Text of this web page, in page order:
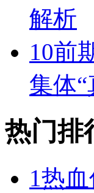
解析
10前
集体“
热门排
1热